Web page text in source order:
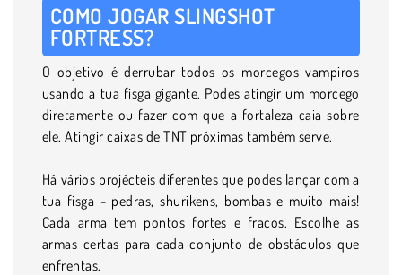
COMO JOGAR SLINGSHOT
FORTRESS?
O objetivo é derrubar todos os morcegos vampiros
usando a tua fisga gigante. Podes atingir um morcego
diretamente ou fazer com que a fortaleza caia sobre
ele. Atingir caixas de TNT próximas também serve.
Há vários projécteis diferentes que podes lançar com a
tua fisga - pedras, shurikens, bombas e muito mais!
Cada arma tem pontos fortes e fracos. Escolhe as
armas certas para cada conjunto de obstáculos que
enfrentas.